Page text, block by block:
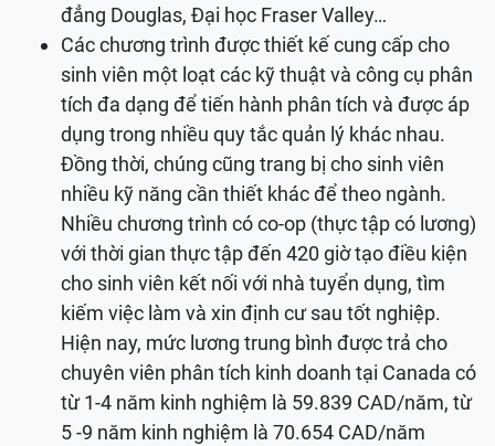
đẳng Douglas, Đại học Fraser Valley…
Các chương trình được thiết kế cung cấp cho
sinh viên một loạt các kỹ thuật và công cụ phân
tích đa dạng để tiến hành phân tích và được áp
dụng trong nhiều quy tắc quản lý khác nhau.
Đồng thời, chúng cũng trang bị cho sinh viên
nhiều kỹ năng cần thiết khác để theo ngành.
Nhiều chương trình có co-op (thực tập có lương)
với thời gian thực tập đến 420 giờ tạo điều kiện
cho sinh viên kết nối với nhà tuyển dụng, tìm
kiếm việc làm và xin định cư sau tốt nghiệp.
Hiện nay, mức lương trung bình được trả cho
chuyên viên phân tích kinh doanh tại Canada có
từ 1-4 năm kinh nghiệm là 59.839 CAD/năm, từ
5 -9 năm kinh nghiệm là 70.654 CAD/năm